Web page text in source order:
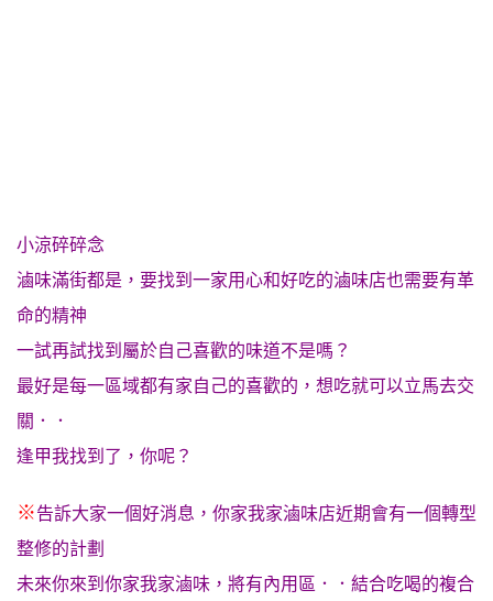
小涼碎碎念
滷味滿街都是，要找到一家用心和好吃的滷味店也需要有革
命的精神
一試再試找到屬於自己喜歡的味道不是嗎？
最好是每一區域都有家自己的喜歡的，想吃就可以立馬去交
關．．
逢甲我找到了，你呢？
※告訴大家一個好消息，你家我家滷味店近期會有一個轉型
整修的計劃
未來你來到你家我家滷味，將有內用區．．結合吃喝的複合